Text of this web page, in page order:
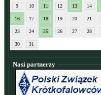
9 10 11 12 13 14
16 17 18 19 20 21
23 24 25 26 27 28
30 31
Nasi partnerzy